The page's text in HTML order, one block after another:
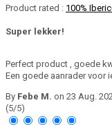
Product rated : 100%
Super lekker!
Perfect product , goede
Een goede aanrader voor
By Febe M. on 23 Aug.
(5/5)